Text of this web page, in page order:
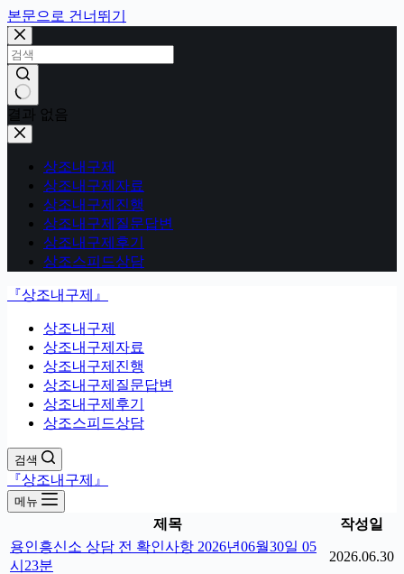
본문으로 건너뛰기
결과 없음
상조내구제
상조내구제자료
상조내구제진행
상조내구제질문답변
상조내구제후기
상조스피드상담
『상조내구제』
상조내구제
상조내구제자료
상조내구제진행
상조내구제질문답변
상조내구제후기
상조스피드상담
검색
『상조내구제』
메뉴
제목
작성일
용인흥신소 상담 전 확인사항 2026년06월30일 05
시23분
2026.06.30